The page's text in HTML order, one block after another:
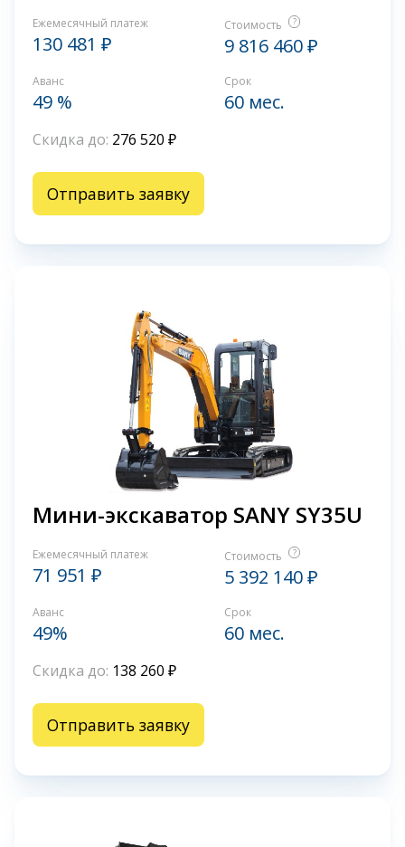
Ежемесячный платеж
130 481 ₽
Стоимость ?
9 816 460 ₽
Аванс
49 %
Срок
60 мес.
Скидка до: 276 520 ₽
Отправить заявку
Мини-экскаватор SANY SY35U
Ежемесячный платеж
71 951 ₽
Стоимость ?
5 392 140 ₽
Аванс
49%
Срок
60 мес.
Скидка до: 138 260 ₽
Отправить заявку